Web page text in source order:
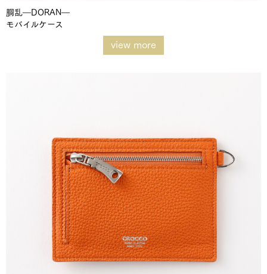
胴乱―DORAN―
モバイルケース
view more